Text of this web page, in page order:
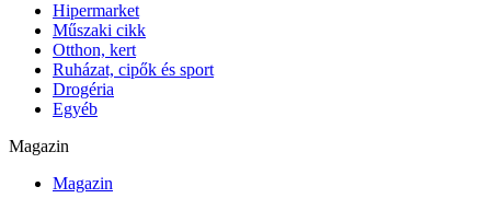
Hipermarket
Műszaki cikk
Otthon, kert
Ruházat, cipők és sport
Drogéria
Egyéb
Magazin
Magazin